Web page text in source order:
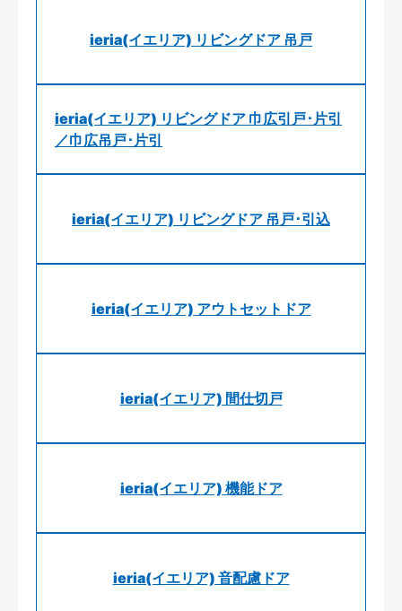
ieria(イエリア) リビングドア 吊戸
ieria(イエリア) リビングドア 巾広引戸･片引
／巾広吊戸･片引
ieria(イエリア) リビングドア 吊戸･引込
ieria(イエリア) アウトセットドア
ieria(イエリア) 間仕切戸
ieria(イエリア) 機能ドア
ieria(イエリア) 音配慮ドア